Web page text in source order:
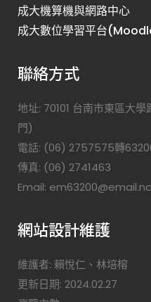
成大機算機與網路中心
成大數位學習平台
聯絡方式
地址: 70101 台南市東區大
門)
電話: (06) 2757575轉
傳真: (06) 2741463
Email:
網站設計維護
維護者: 賴悅仁、林培榕
更新日期: 2024.02.27